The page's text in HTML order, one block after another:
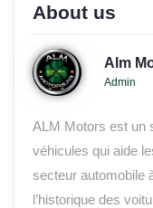
About us
Alm
Admin
ALM Motors est un
véhicules qui aide
secteur automobile
l’historique des